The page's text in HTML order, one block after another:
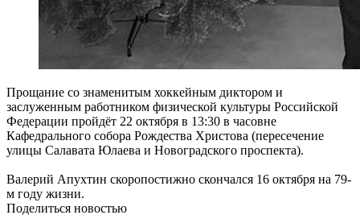
Прощание со знаменитым хоккейным диктором и
заслуженным работником физической культуры Российской
Федерации пройдёт 22 октября в 13:30 в часовне
Кафедрального собора Рождества Христова (пересечение
улицы Салавата Юлаева и Новоградского проспекта).
Валерий Апухтин скоропостижно скончался 16 октября на 79-
м году жизни.
Поделиться новостью